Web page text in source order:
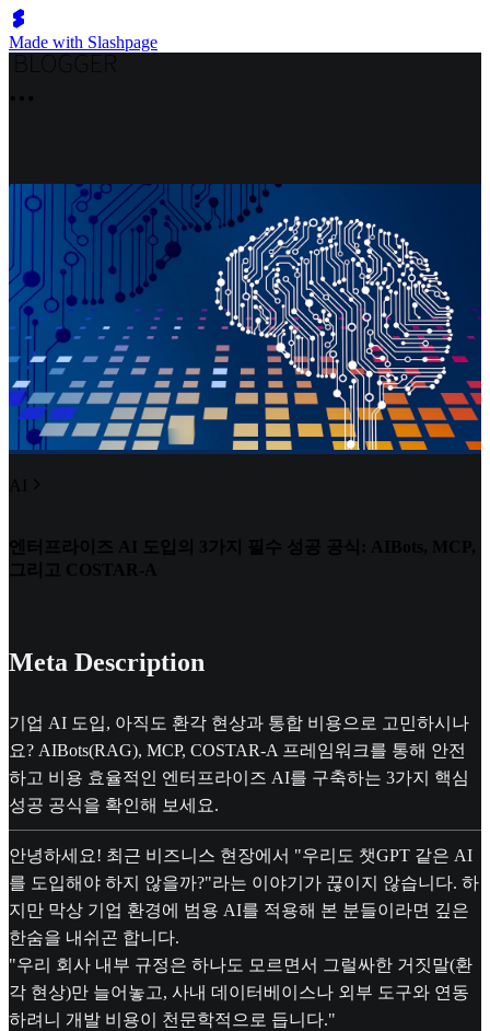
Made with Slashpage
AI
엔터프라이즈 AI 도입의 3가지 필수 성공 공식: AIBots, MCP,
그리고 COSTAR-A
Meta Description
기업 AI 도입, 아직도 환각 현상과 통합 비용으로 고민하시나
요? AIBots(RAG), MCP, COSTAR-A 프레임워크를 통해 안전
하고 비용 효율적인 엔터프라이즈 AI를 구축하는 3가지 핵심
성공 공식을 확인해 보세요.
안녕하세요! 최근 비즈니스 현장에서 "우리도 챗GPT 같은 AI
를 도입해야 하지 않을까?"라는 이야기가 끊이지 않습니다. 하
지만 막상 기업 환경에 범용 AI를 적용해 본 분들이라면 깊은
한숨을 내쉬곤 합니다.
"우리 회사 내부 규정은 하나도 모르면서 그럴싸한 거짓말(환
각 현상)만 늘어놓고, 사내 데이터베이스나 외부 도구와 연동
하려니 개발 비용이 천문학적으로 듭니다."